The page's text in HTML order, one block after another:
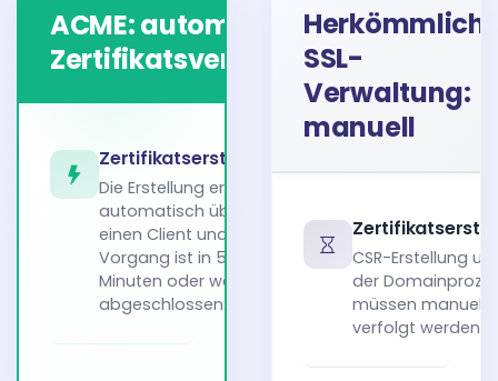
ACME: automatische
Zertifikatsverwaltung
Empfohlen
Zertifikatserstellung
Die Erstellung erfolgt
automatisch über
einen Client und der
Vorgang ist in 5
Minuten oder weniger
abgeschlossen.
SSL-
Verwaltung:
manuell
CSR-Erstellung
der
müssen manuell
verfolgt werden.